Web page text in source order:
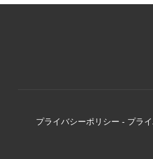
プライバシーポリシー - プラ